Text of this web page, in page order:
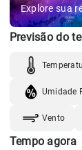
Explore sua
Previsão do
Umidade
Vento
Tempo agora